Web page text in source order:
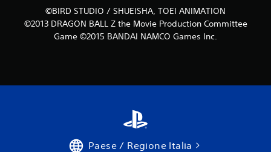
©BIRD STUDIO / SHUEISHA, TOEI ANIMATION
©2013 DRAGON BALL Z the Movie Production Committee
Game ©2015 BANDAI NAMCO Games Inc.
Paese / Regione Italia